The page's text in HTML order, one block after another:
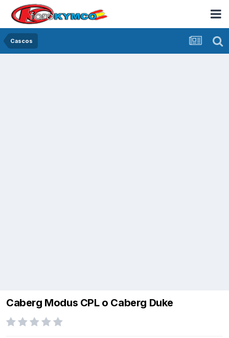
Cascos
Caberg Modus CPL o Caberg Duke